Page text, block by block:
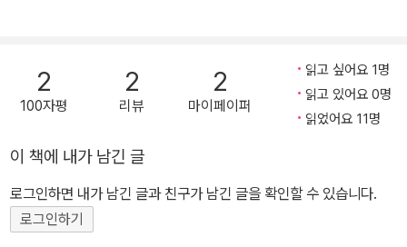
행(百鬼夜行秒)」을 연재했다. 그녀의 대표작으로 꼽을 수 있는 「백
귀야행」은 작가 특유의 잔잔함과 독특한 스토리텔링이 빛을 발해 수
많은 팬들을 끌어들였고, 메이저 작가로서의 입지를 확실히 다져주었
‘가장 잘 나가는 작가’라는 뜻을 가지고 있다.
2
100자평
2
리뷰
2
마이페이퍼
읽고 싶어요 1명
읽고 있어요 0명
읽었어요 11명
이 책에 내가 남긴 글
로그인하면 내가 남긴 글과 친구가 남긴 글을 확인할 수 있습니다.
로그인하기